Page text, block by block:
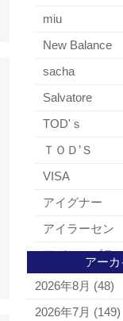
miu
New Balance
sacha
Salvatore
TOD'ｓ
ＴＯＤ’Ｓ
VISA
アイグナー
アイラーセン
アパレルブラ
BALLY
ＵＧＧ
アー
2026年8月 (48)
2026年7月 (149)